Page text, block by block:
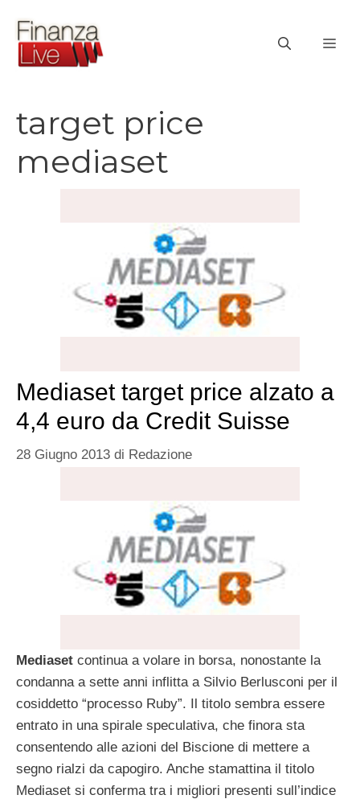
contenuto
target price
mediaset
Mediaset target price alzato a
4,4 euro da Credit Suisse
28 Giugno 2013 di Redazione
Mediaset continua a volare in borsa, nonostante la
condanna a sette anni inflitta a Silvio Berlusconi per il
cosiddetto “processo Ruby”. Il titolo sembra essere
entrato in una spirale speculativa, che finora sta
consentendo alle azioni del Biscione di mettere a
segno rialzi da capogiro. Anche stamattina il titolo
Mediaset si conferma tra i migliori presenti sull’indice